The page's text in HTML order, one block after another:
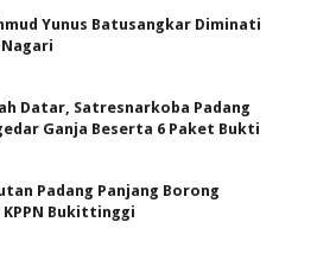
Yunus Batusangkar Diminati
Datar, Satresnarkoba Padang
Ganja Beserta 6 Paket Bukti
Padang Panjang Borong
KPPN Bukittinggi